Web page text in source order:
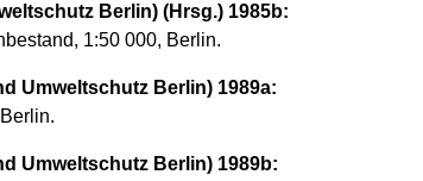
Berlin) (Hrsg.) 1985b:
1:50 000, Berlin.
Umweltschutz Berlin) 1989a:
Umweltschutz Berlin) 1989b: